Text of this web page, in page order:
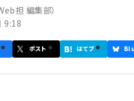
担 編集部）
9:18
ポスト はてブ